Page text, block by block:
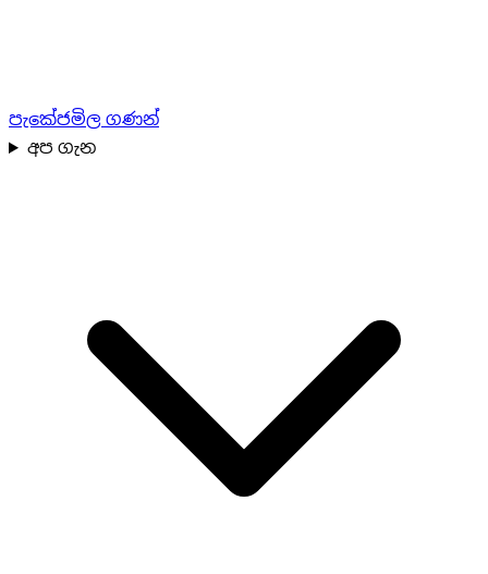
පැකේජමිල ගණන්
අප ගැන